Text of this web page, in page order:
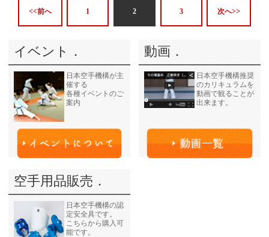
<<前へ 1 2 3 次へ>>
イベント．
日本空手機構が主
催する
各種イベントのご
案内
動画．
日本空手機構推奨
のカリキュラムを
動画で観ることが
出来ます。
空手用品販売．
日本空手機構の認
定安全具です。
こちらから購入可
能です。